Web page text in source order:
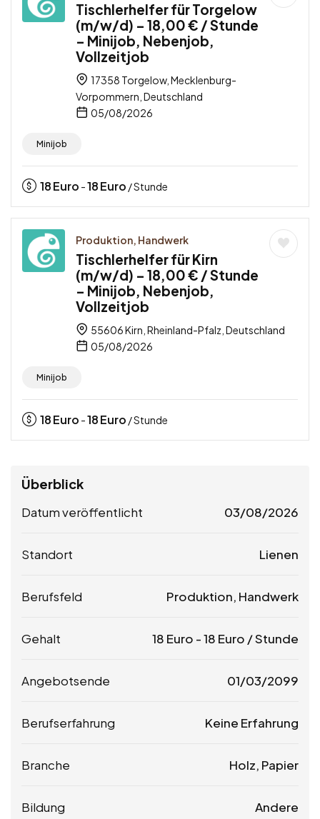
Tischlerhelfer für Torgelow
(m/w/d) – 18,00 € / Stunde
– Minijob, Nebenjob,
Vollzeitjob
17358 Torgelow, Mecklenburg-
Vorpommern, Deutschland
05/08/2026
Minijob
18Euro -18Euro / Stunde
Produktion, Handwerk
Tischlerhelfer für Kirn
(m/w/d) – 18,00 € / Stunde
– Minijob, Nebenjob,
Vollzeitjob
55606 Kirn, Rheinland-Pfalz, Deutschland
05/08/2026
Minijob
18Euro -18Euro / Stunde
Überblick
Datum veröffentlicht 03/08/2026
Standort Lienen
Berufsfeld Produktion, Handwerk
Gehalt 18 Euro -18 Euro / Stunde
Angebotsende 01/03/2099
Berufserfahrung Keine Erfahrung
Branche Holz, Papier
Bildung Andere